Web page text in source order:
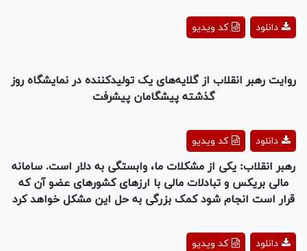
Playکد ویدیو دانلود
روایت رهبر انقلاب از گلایه‌های یک تولیدکننده در نمایشگاه روز
گذشته پیشگامان پیشرفت
Play
Video
کد ویدیو دانلود
رهبر انقلاب: یکی از مشکلات ما، وابستگی به دلار است. سامانه
مالی بریکس و تبادلات مالی با ارز‌های کشور‌های عضو آن که
قرار است انجام شود کمک بزرگی به حل این مشکل خواهد کرد
Playکد ویدیو دانلود